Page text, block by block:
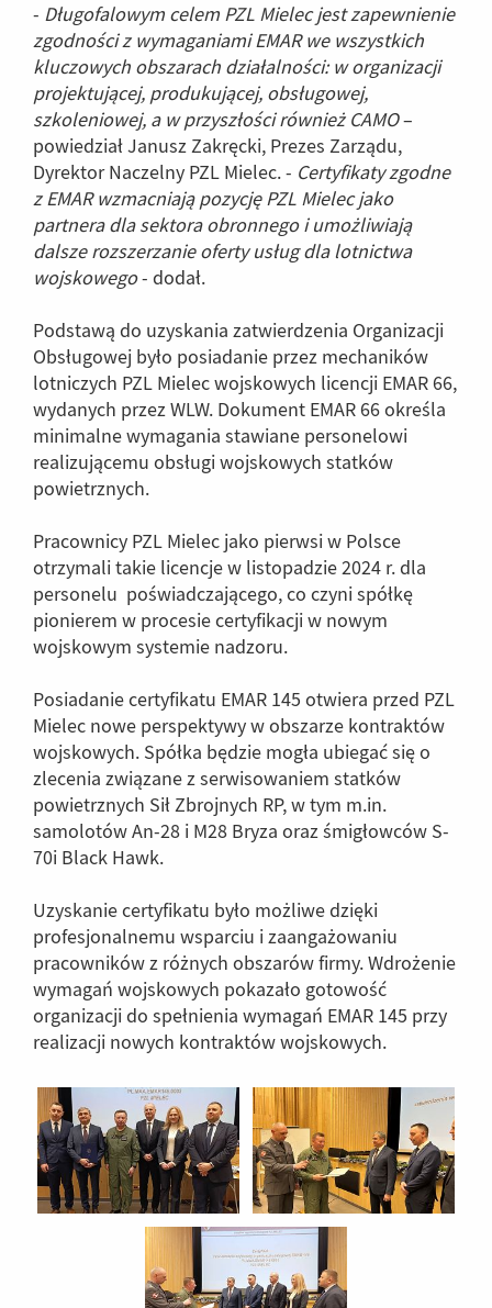
- Długofalowym celem PZL Mielec jest zapewnienie
zgodności z wymaganiami EMAR we wszystkich
kluczowych obszarach działalności: w organizacji
projektującej, produkującej, obsługowej,
szkoleniowej, a w przyszłości również CAMO–
powiedział Janusz Zakręcki, Prezes Zarządu,
Dyrektor Naczelny PZL Mielec. - Certyfikaty zgodne
z EMAR wzmacniają pozycję PZL Mielec jako
partnera dla sektora obronnego i umożliwiają
dalsze rozszerzanie oferty usług dla lotnictwa
wojskowego- dodał.
Podstawą do uzyskania zatwierdzenia Organizacji
Obsługowej było posiadanie przez mechaników
lotniczych PZL Mielec wojskowych licencji EMAR 66,
wydanych przez WLW. Dokument EMAR 66 określa
minimalne wymagania stawiane personelowi
realizującemu obsługi wojskowych statków
powietrznych.
Pracownicy PZL Mielec jako pierwsi w Polsce
otrzymali takie licencje w listopadzie 2024 r. dla
personelu poświadczającego, co czyni spółkę
pionierem w procesie certyfikacji w nowym
wojskowym systemie nadzoru.
Posiadanie certyfikatu EMAR 145 otwiera przed PZL
Mielec nowe perspektywy w obszarze kontraktów
wojskowych. Spółka będzie mogła ubiegać się o
zlecenia związane z serwisowaniem statków
powietrznych Sił Zbrojnych RP, w tym m.in.
samolotów An-28 i M28 Bryza oraz śmigłowców S-
70i Black Hawk.
Uzyskanie certyfikatu było możliwe dzięki
profesjonalnemu wsparciu i zaangażowaniu
pracowników z różnych obszarów firmy. Wdrożenie
wymagań wojskowych pokazało gotowość
organizacji do spełnienia wymagań EMAR 145 przy
realizacji nowych kontraktów wojskowych.